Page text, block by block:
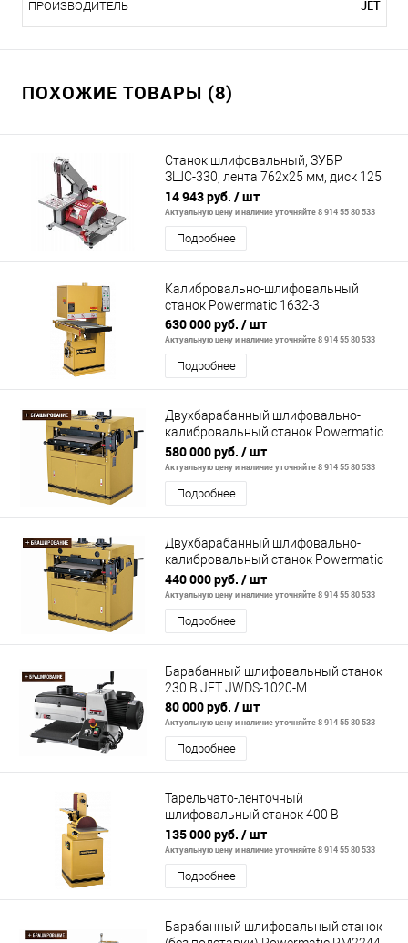
ПРОИЗВОДИТЕЛЬ JET
ПОХОЖИЕ ТОВАРЫ (8)
Станок шлифовальный, ЗУБР
ЗШС-330, лента 762x25 мм, диск 125
мм, 2950 об/мин, 330 Вт
14 943 руб. / шт
Актуальную цену и наличие уточняйте 8 914 55 80 533
Подробнее
Калибровально-шлифовальный
станок Powermatic 1632-3
630 000 руб. / шт
Актуальную цену и наличие уточняйте 8 914 55 80 533
Подробнее
Двухбарабанный шлифовально-
калибровальный станок Powermatic
DDS-237
580 000 руб. / шт
Актуальную цену и наличие уточняйте 8 914 55 80 533
Подробнее
Двухбарабанный шлифовально-
калибровальный станок Powermatic
DDS-225
440 000 руб. / шт
Актуальную цену и наличие уточняйте 8 914 55 80 533
Подробнее
Барабанный шлифовальный станок
230 В JET JWDS-1020-M
80 000 руб. / шт
Актуальную цену и наличие уточняйте 8 914 55 80 533
Подробнее
Тарельчато-ленточный
шлифовальный станок 400 В
Powermatic 31A
135 000 руб. / шт
Актуальную цену и наличие уточняйте 8 914 55 80 533
Подробнее
Барабанный шлифовальный станок